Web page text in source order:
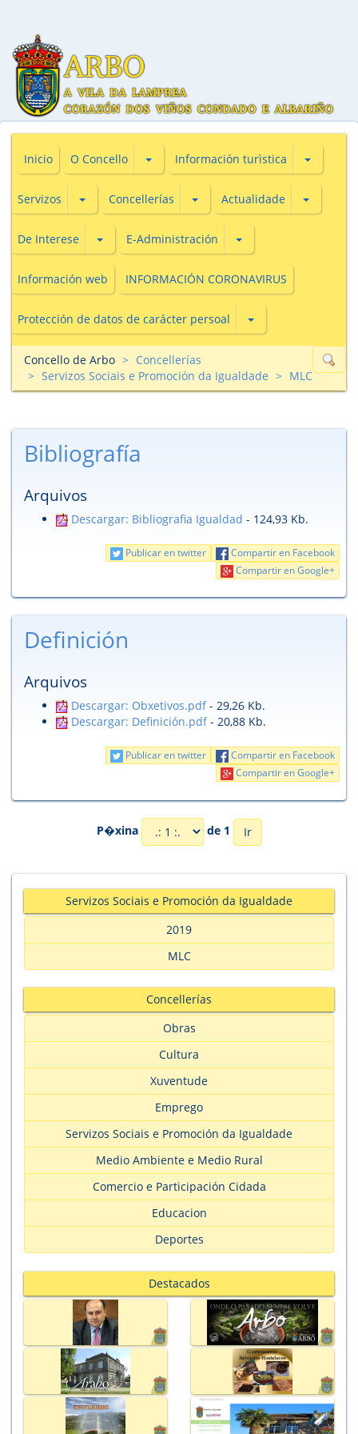
Inicio O Concello Subsecciones de O Concello
Información turìstica
Servizos Subsecciones de Servizos
Concellerías Subsecciones de Concellerías
Actualidade
De Interese Subsecciones de De Interese
E-Administración Subsecciones de E-
Información web INFORMACIÓN CORONAVIRUS
Protección de datos de carácter persoal Subsecciones de
Concello de Arbo
Concellerías
Servizos Sociais e Promoción da Igualdade
MLC
Bibliografía
Arquivos
Descargar: Bibliografia Igualdad - 124,93 Kb.
Compartir en Facebook
Publicar en twitter
Compartir en Google+
Definición
Arquivos
Descargar: Obxetivos.pdf- 29,26 Kb.
Descargar: Definición.pdf- 20,88 Kb.
Compartir en Facebook
Publicar en twitter
Compartir en Google+
P�xina de 1
Servizos Sociais e Promoción da Igualdade
2019
MLC
Concellerías
Obras
Cultura
Xuventude
Emprego
Servizos Sociais e Promoción da Igualdade
Medio Ambiente e Medio Rural
Comercio e Participación Cidada
Educacion
Deportes
Destacados